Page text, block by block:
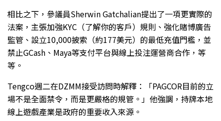
相比之下，參議員Sherwin Gatchalian提出了一項更實際的
法案，主張加強KYC（了解你的客戶）規則、強化賭博廣告
監管、設立10,000披索（約177美元）的最低充值門檻，並
禁止GCash、Maya等支付平台與線上投注運營商合作，等
等。
Tengco週二在DZMM接受訪問時解釋：「PAGCOR目前的立
場不是全面禁令，而是更嚴格的規管。」他強調，持牌本地
線上遊戲產業是政府的重要收入來源。